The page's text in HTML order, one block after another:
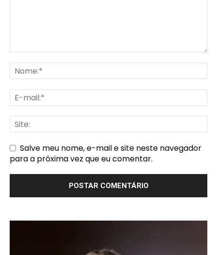
Salve meu nome, e-mail e site neste navegador
para a próxima vez que eu comentar.